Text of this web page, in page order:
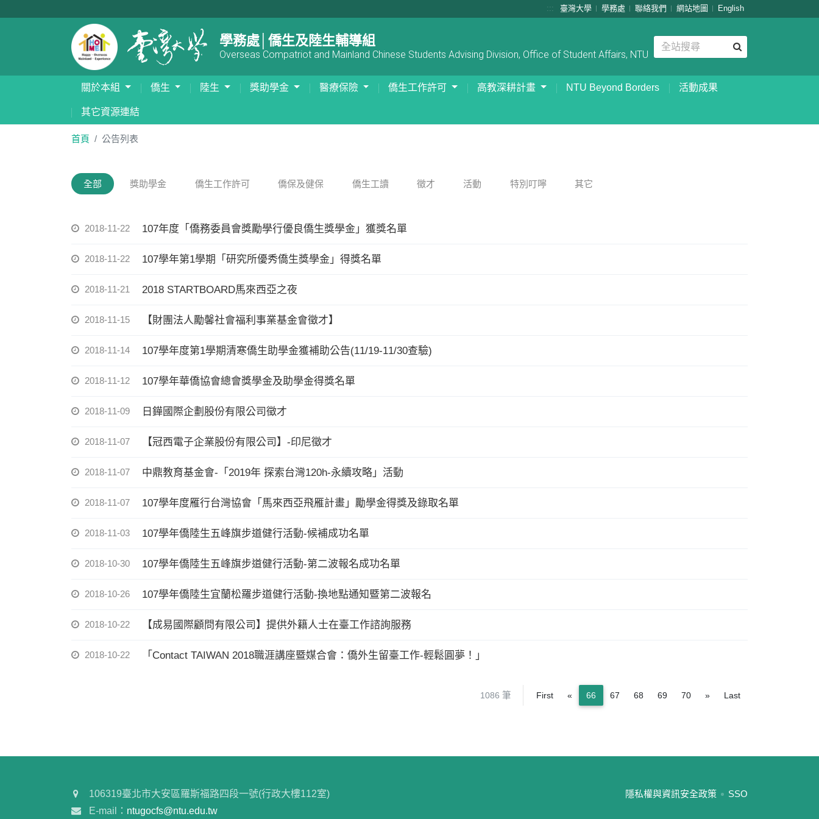
::: 臺灣大學 學務處 聯絡我們 網站地圖 English
學務處│僑生及陸生輔導組
Overseas Compatriot and Mainland Chinese Students Advising Division, Office of Student Affairs, NTU
關於本組 僑生 陸生 獎助學金 醫療保險 僑生工作許可 高教深耕計畫 NTU Beyond Borders 活動成果
其它資源連結
首頁 公告列表
全部 獎助學金 僑生工作許可 僑保及健保 僑生工讀 徵才 活動 特別叮嚀 其它
2018-11-22 107年度「僑務委員會獎勵學行優良僑生獎學金」獲獎名單
2018-11-22 107學年第1學期「研究所優秀僑生獎學金」得獎名單
2018-11-21 2018 STARTBOARD馬來西亞之夜
2018-11-15 【財團法人勵馨社會福利事業基金會徵才】
2018-11-14 107學年度第1學期清寒僑生助學金獲補助公告(11/19-11/30查驗)
2018-11-12 107學年華僑協會總會獎學金及助學金得獎名單
2018-11-09 日鏵國際企劃股份有限公司徵才
2018-11-07 【冠西電子企業股份有限公司】-印尼徵才
2018-11-07 中鼎教育基金會-「2019年 探索台灣120h-永續攻略」活動
2018-11-07 107學年度雁行台灣協會「馬來西亞飛雁計畫」勵學金得獎及錄取名單
2018-11-03 107學年僑陸生五峰旗步道健行活動-候補成功名單
2018-10-30 107學年僑陸生五峰旗步道健行活動-第二波報名成功名單
2018-10-26 107學年僑陸生宜蘭松羅步道健行活動-換地點通知暨第二波報名
2018-10-22 【成易國際顧問有限公司】提供外籍人士在臺工作諮詢服務
2018-10-22 「Contact TAIWAN 2018職涯講座暨媒合會：僑外生留臺工作-輕鬆圓夢！」
1086 筆 First « Previous
66 67 68 69 70 »NextLast
:::
隱私權與資訊安全政策 SSO
106319臺北市大安區羅斯福路四段一號(行政大樓112室)
E-mail： ntugocfs@ntu.edu.tw